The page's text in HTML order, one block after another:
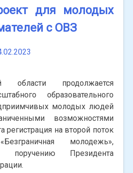
для молодых
с ОВЗ
области продолжается
образовательного
молодых людей
возможностями
регистрация на второй поток
молодежь»,
поручению Президента